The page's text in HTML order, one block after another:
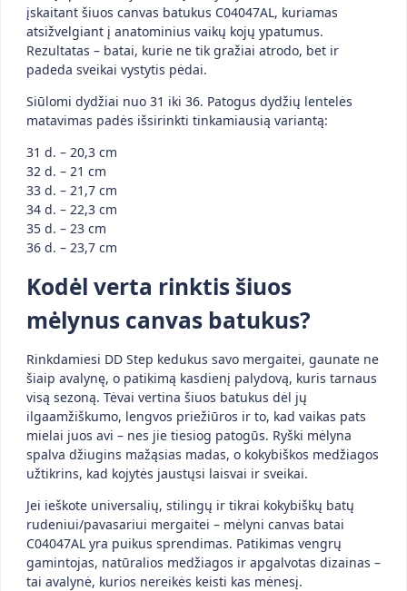
įskaitant šiuos canvas batukus C04047AL, kuriamas
atsižvelgiant į anatominius vaikų kojų ypatumus.
Rezultatas – batai, kurie ne tik gražiai atrodo, bet ir
padeda sveikai vystytis pėdai.
Siūlomi dydžiai nuo 31 iki 36. Patogus dydžių lentelės
matavimas padės išsirinkti tinkamiausią variantą:
31 d. – 20,3 cm
32 d. – 21 cm
33 d. – 21,7 cm
34 d. – 22,3 cm
35 d. – 23 cm
36 d. – 23,7 cm
Kodėl verta rinktis šiuos
mėlynus canvas batukus?
Rinkdamiesi DD Step kedukus savo mergaitei, gaunate ne
šiaip avalynę, o patikimą kasdienį palydovą, kuris tarnaus
visą sezoną. Tėvai vertina šiuos batukus dėl jų
ilgaamžiškumo, lengvos priežiūros ir to, kad vaikas pats
mielai juos avi – nes jie tiesiog patogūs. Ryški mėlyna
spalva džiugins mažąsias madas, o kokybiškos medžiagos
užtikrins, kad kojytės jaustųsi laisvai ir sveikai.
Jei ieškote universalių, stilingų ir tikrai kokybiškų batų
rudeniui/pavasariui mergaitei – mėlyni canvas batai
C04047AL yra puikus sprendimas. Patikimas vengrų
gamintojas, natūralios medžiagos ir apgalvotas dizainas –
tai avalynė, kurios nereikės keisti kas mėnesį.